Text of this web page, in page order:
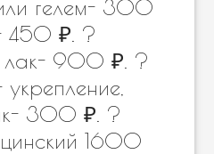
гелем- 300
450 ₽. ?
лак- 900 ₽. ?
300 ₽. ?
1600